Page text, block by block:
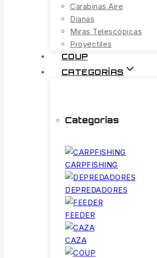
Carabinas Aire
Dianas
Miras Telescópicas
Proyectiles
COUP
CATEGORÍAS
Categorías
CARPFISHING
DEPREDADORES
FEEDER
CAZA